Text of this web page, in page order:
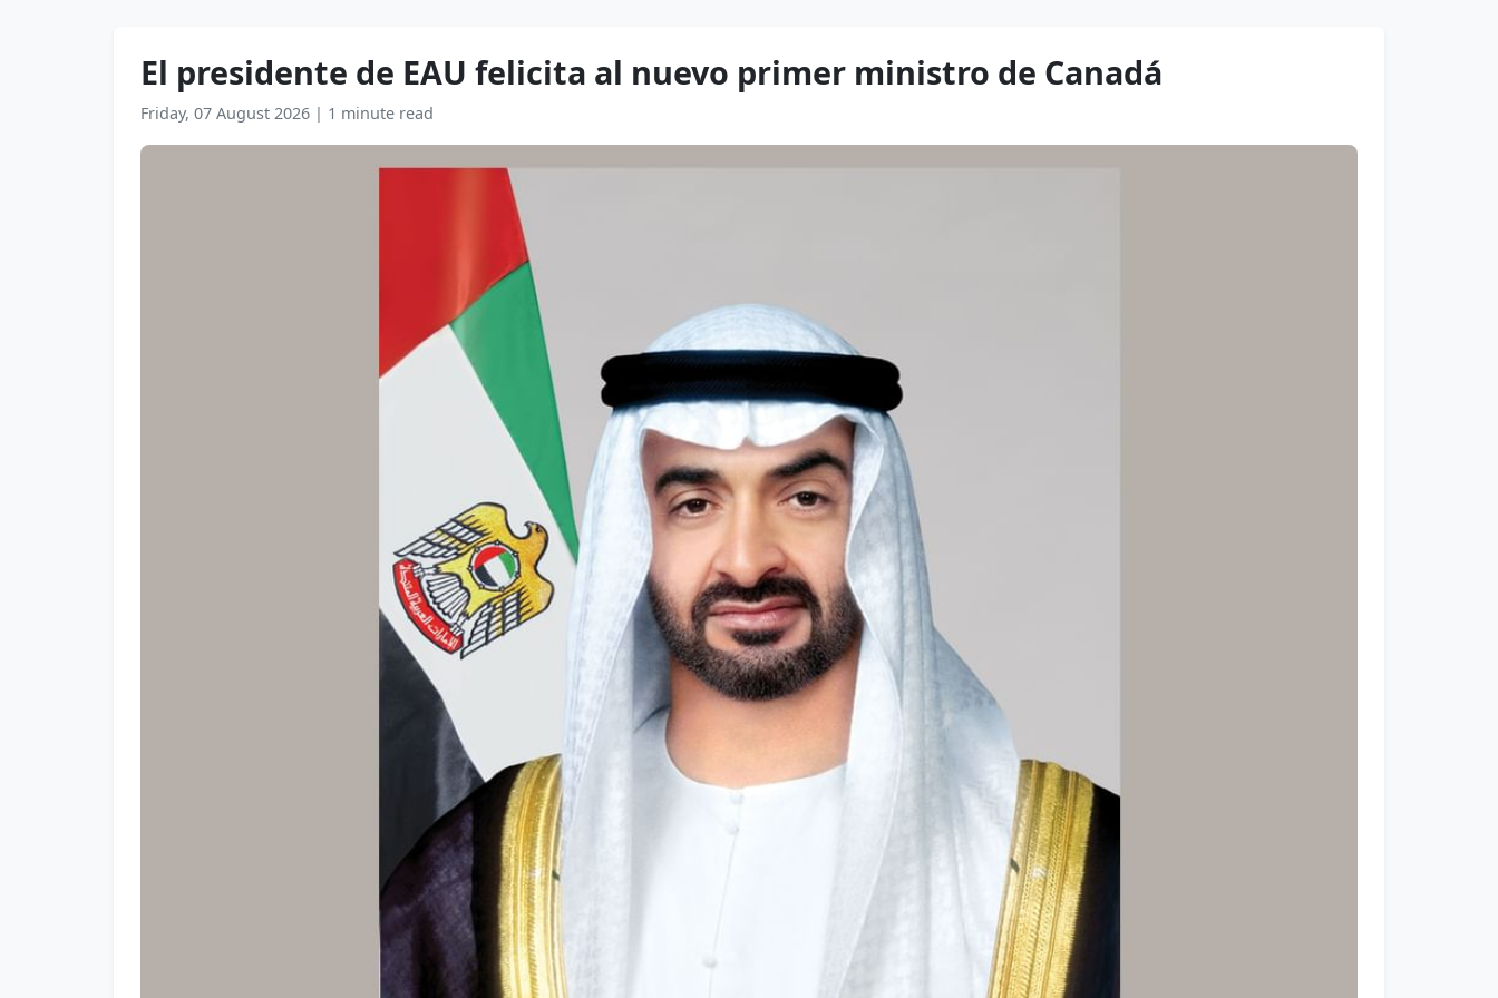
El presidente de EAU felicita al nuevo primer ministro de Canadá
Friday, 07 August 2026 | 1 minute read